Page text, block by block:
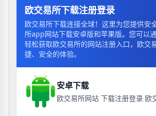
欧交易所下载注册登录
欧交易所下载连接全球！这里为您提供安
所app网站下载安卓版和苹果版。您可以
轻松获取欧交易所的网站注册入口，欧交
捷、安全的体验。
安卓下载